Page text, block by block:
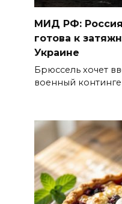
МИД РФ:
готова к
Украине
Брюссель хочет
военный